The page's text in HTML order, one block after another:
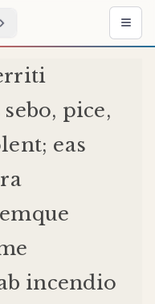
sebo, pice,
; eas
que
incendio